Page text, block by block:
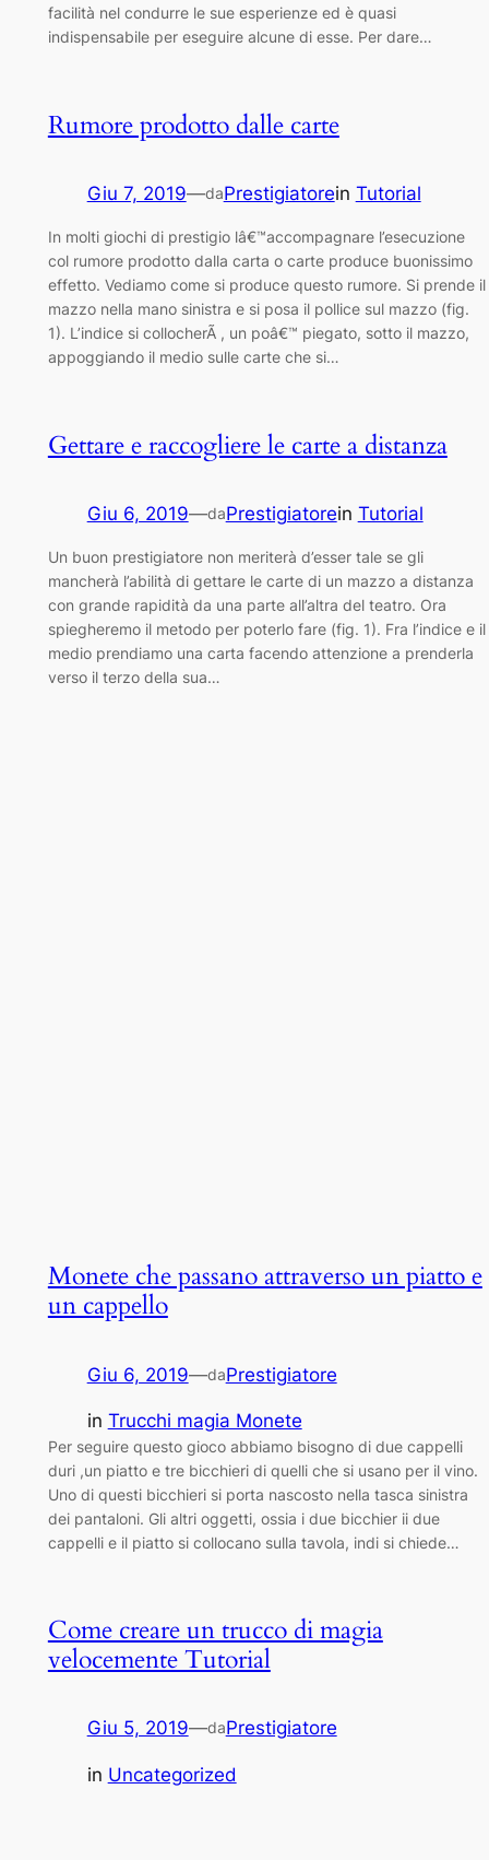
facilità nel condurre le sue esperienze ed è quasi
indispensabile per eseguire alcune di esse. Per dare…
Rumore prodotto dalle carte
Giu 7, 2019—daPrestigiatorein Tutorial
In molti giochi di prestigio lâ€™accompagnare l’esecuzione
col rumore prodotto dalla carta o carte produce buonissimo
effetto. Vediamo come si produce questo rumore. Si prende il
mazzo nella mano sinistra e si posa il pollice sul mazzo (fig.
1). L’indice si collocherÃ , un poâ€™ piegato, sotto il mazzo,
appoggiando il medio sulle carte che si…
Gettare e raccogliere le carte a distanza
Giu 6, 2019—daPrestigiatorein Tutorial
Un buon prestigiatore non meriterà d’esser tale se gli
mancherà l’abilità di gettare le carte di un mazzo a distanza
con grande rapidità da una parte all’altra del teatro. Ora
spiegheremo il metodo per poterlo fare (fig. 1). Fra l’indice e il
medio prendiamo una carta facendo attenzione a prenderla
verso il terzo della sua…
Monete che passano attraverso un piatto e
un cappello
Giu 6, 2019—daPrestigiatore
in Trucchi magia Monete
Per seguire questo gioco abbiamo bisogno di due cappelli
duri ,un piatto e tre bicchieri di quelli che si usano per il vino.
Uno di questi bicchieri si porta nascosto nella tasca sinistra
dei pantaloni. Gli altri oggetti, ossia i due bicchier ii due
cappelli e il piatto si collocano sulla tavola, indi si chiede…
Come creare un trucco di magia
velocemente Tutorial
Giu 5, 2019—daPrestigiatore
in Uncategorized